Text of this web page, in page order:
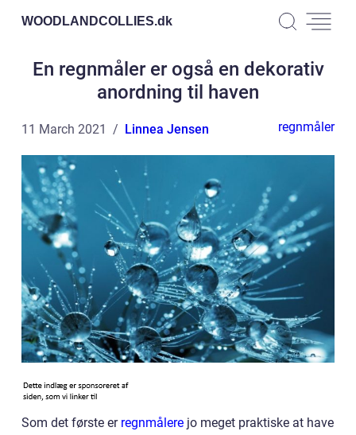
WOODLANDCOLLIES.dk
En regnmåler er også en dekorativ
anordning til haven
11 March 2021 Linnea Jensen regnmåler
Som det første er regnmålere jo meget praktiske at have